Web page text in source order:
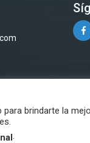
los derechos
brindarte la
.